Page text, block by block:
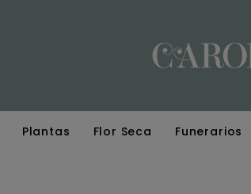
Plantas Flor Seca Funerarios